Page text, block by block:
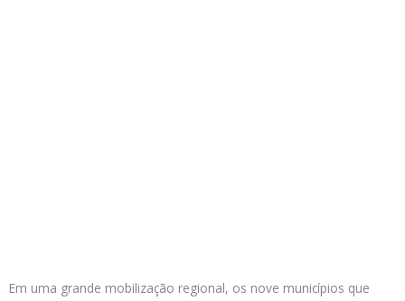
Em uma grande mobilização regional, os nove municípios que